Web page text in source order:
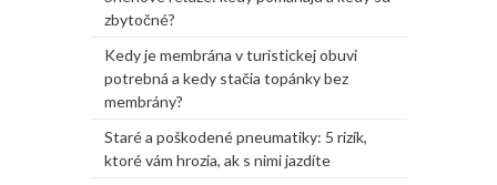
zbytočné?
Kedy je membrána v turistickej obuvi
potrebná a kedy stačia topánky bez
membrány?
Staré a poškodené pneumatiky: 5 rizík,
ktoré vám hrozia, ak s nimi jazdíte